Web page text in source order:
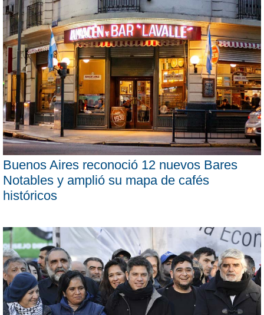
Buenos Aires reconoció 12 nuevos Bares
Notables y amplió su mapa de cafés
históricos